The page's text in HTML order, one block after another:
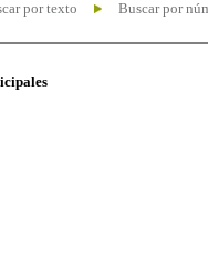
por texto Buscar por